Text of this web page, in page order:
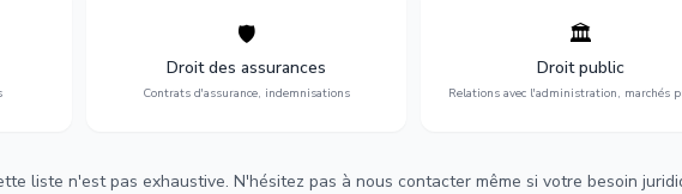
de
et
🛡️
Droit des assurances
Contrats d'assurance, indemnisations
Défense de vos intérêts : contrats
d'assurance, sinistres et indemnisations
optimales.
🏛️
Droit public
Relations avec l'administration, marchés
Gestion de vos relations avec
l'administration : marchés
urbanisme et contentieux.
liste n'est pas exhaustive. N'hésitez pas à nous contacter même si votre besoin